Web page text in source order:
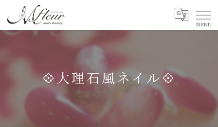
💠大理石風ネイル💠